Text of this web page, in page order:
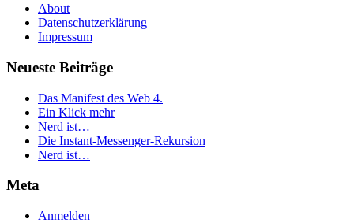
About
Datenschutzerklärung
Impressum
Neueste Beiträge
Das Manifest des Web 4.
Ein Klick mehr
Nerd ist…
Die Instant-Messenger-Rekursion
Nerd ist…
Meta
Anmelden